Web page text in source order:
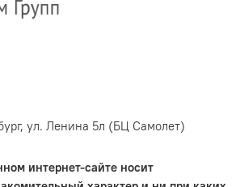
ул. Ленина 5л (БЦ Самолет)
интернет-сайте носит